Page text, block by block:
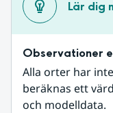
Lär dig
Observationer
Alla orter har
beräknas ett
och modelldata.